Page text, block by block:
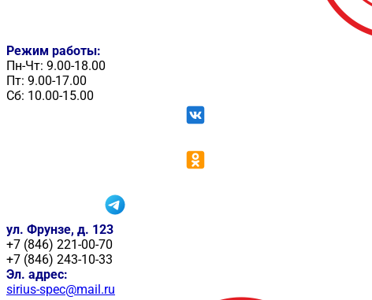
Режим работы:
Пн-Чт: 9.00-18.00
Пт: 9.00-17.00
Сб: 10.00-15.00
ул. Фрунзе, д. 123
+7 (846) 221-00-70
+7 (846) 243-10-33
Эл. адрес:
sirius-spec@mail.ru